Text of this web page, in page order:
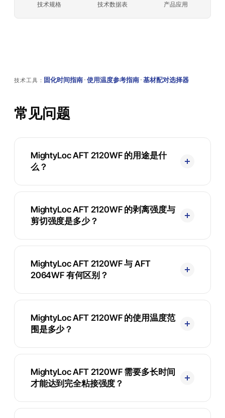
技术规格 技术数据表 产品应用
技术工具： 固化时间指南·使用温度参考指南·基材配对选择器
常见问题
MightyLoc AFT 2120WF 的用途是什
么？
MightyLoc AFT 2120WF 的剥离强度与
剪切强度是多少？
MightyLoc AFT 2120WF 与 AFT
2064WF 有何区别？
MightyLoc AFT 2120WF 的使用温度范
围是多少？
MightyLoc AFT 2120WF 需要多长时间
才能达到完全粘接强度？